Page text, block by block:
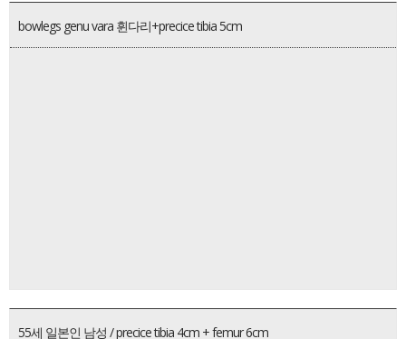
bowlegs genu vara 휜다리+precice tibia 5cm
55세 일본인 남성 / precice tibia 4cm + femur 6cm